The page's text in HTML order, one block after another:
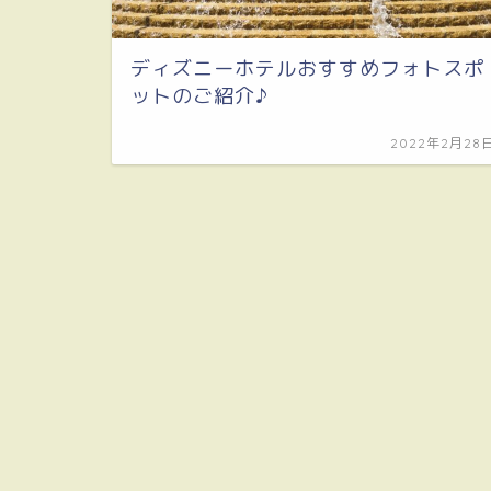
ディズニーホテルおすすめフォトスポ
ットのご紹介♪
2022年2月28